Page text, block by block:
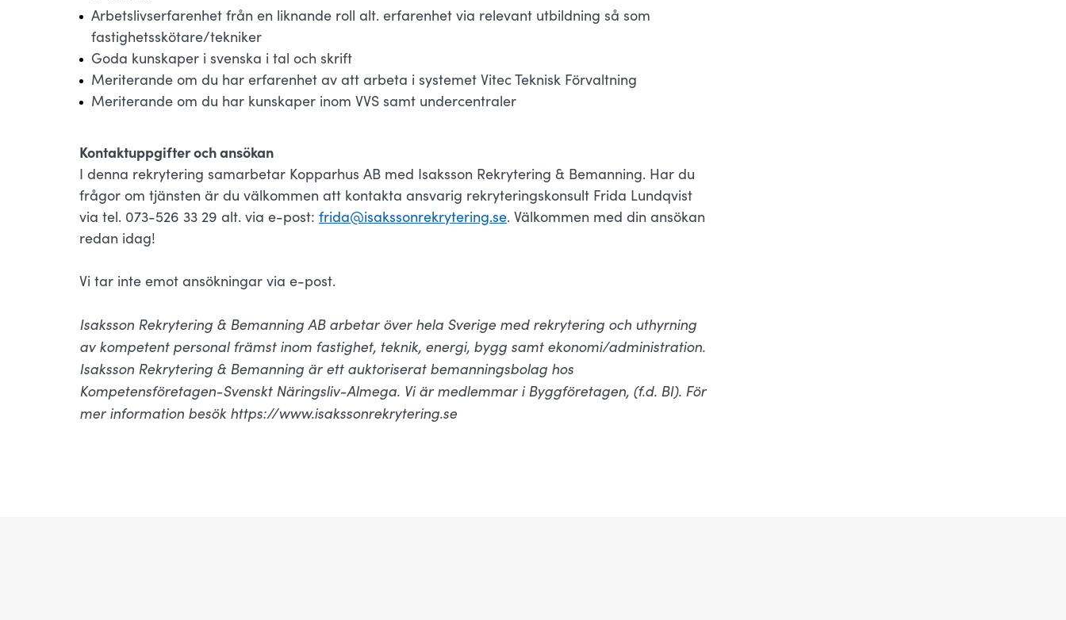
Arbetslivserfarenhet från en liknande roll alt. erfarenhet via relevant utbildning så som
fastighetsskötare/tekniker
Goda kunskaper i svenska i tal och skrift
Meriterande om du har erfarenhet av att arbeta i systemet Vitec Teknisk Förvaltning
Meriterande om du har kunskaper inom VVS samt undercentraler
Kontaktuppgifter och ansökan
I denna rekrytering samarbetar Kopparhus AB med Isaksson Rekrytering & Bemanning. Har du
frågor om tjänsten är du välkommen att kontakta ansvarig rekryteringskonsult Frida Lundqvist
via tel. 073-526 33 29 alt. via e-post: frida@isakssonrekrytering.se. Välkommen med din ansökan
redan idag!
Vi tar inte emot ansökningar via e-post.
Isaksson Rekrytering & Bemanning AB arbetar över hela Sverige med rekrytering och uthyrning
av kompetent personal främst inom fastighet, teknik, energi, bygg samt ekonomi/administration.
Isaksson Rekrytering & Bemanning är ett auktoriserat bemanningsbolag hos
Kompetensföretagen-Svenskt Näringsliv-Almega. Vi är medlemmar i Byggföretagen, (f.d. BI). För
mer information besök https://www.isakssonrekrytering.se